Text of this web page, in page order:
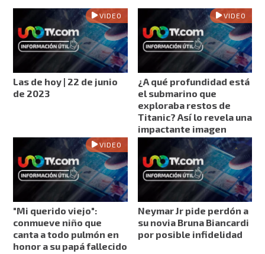
VIDEO
Las de hoy | 22 de junio
de 2023
VIDEO
¿A qué profundidad está
el submarino que
exploraba restos de
Titanic? Así lo revela una
impactante imagen
VIDEO
"Mi querido viejo":
conmueve niño que
canta a todo pulmón en
honor a su papá fallecido
Neymar Jr pide perdón a
su novia Bruna Biancardi
por posible infidelidad